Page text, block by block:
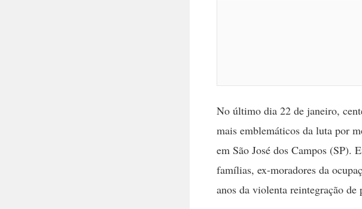
No último dia 22 de janeiro,
mais emblemáticos da luta por
em São José dos Campos (SP).
famílias, ex-moradores da
anos da violenta reintegração de